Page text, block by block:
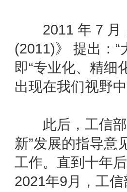
2011 年 7 月，
(2011)》 提出：“
即“专业化、精细
出现在我们视野中
此后，工信部
新”发展的指导意
工作。直到十年
2021年9月，工